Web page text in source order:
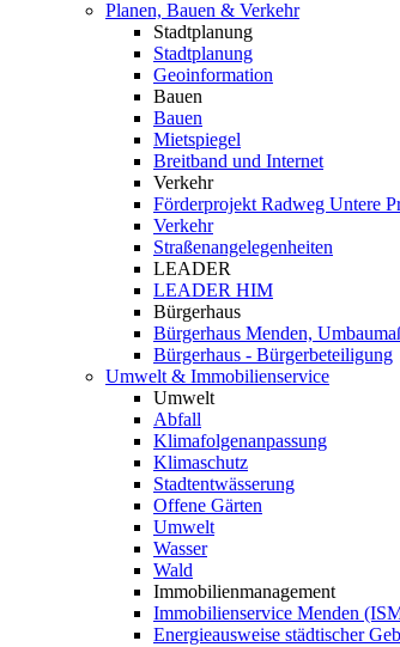
Planen, Bauen & Verkehr
Stadtplanung
Stadtplanung
Geoinformation
Bauen
Bauen
Mietspiegel
Breitband und Internet
Verkehr
Förderprojekt Radweg Untere
Verkehr
Straßenangelegenheiten
LEADER
LEADER HIM
Bürgerhaus
Bürgerhaus Menden,
Bürgerhaus - Bürgerbeteiligung
Umwelt & Immobilienservice
Umwelt
Abfall
Klimafolgenanpassung
Klimaschutz
Stadtentwässerung
Offene Gärten
Umwelt
Wasser
Wald
Immobilienmanagement
Immobilienservice Menden
Energieausweise städtischer